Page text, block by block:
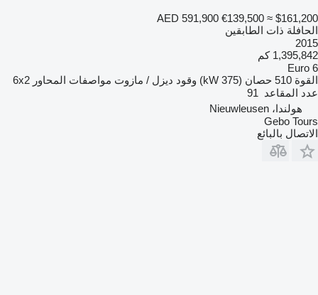
AED 591,900 €139,500 ≈ $161,200
الحافلة ذات الطابقين
2015
1,395,842 كم
Euro 6
القوة 510 حصان (375 kW) وقود ديزل / مازوت مواصفات المحاور 6x2
عدد المقاعد 91
هولندا، Nieuwleusen
Gebo Tours
الاتصال بالبائع